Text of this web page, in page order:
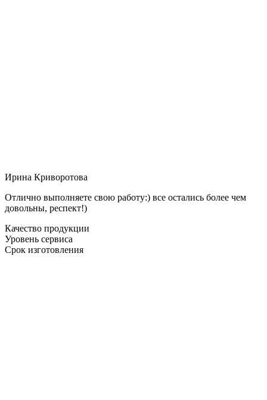
Ирина Криворотова
Отлично выполняете свою работу:) все остались более чем
довольны, респект!)
Качество продукции
Уровень сервиса
Срок изготовления